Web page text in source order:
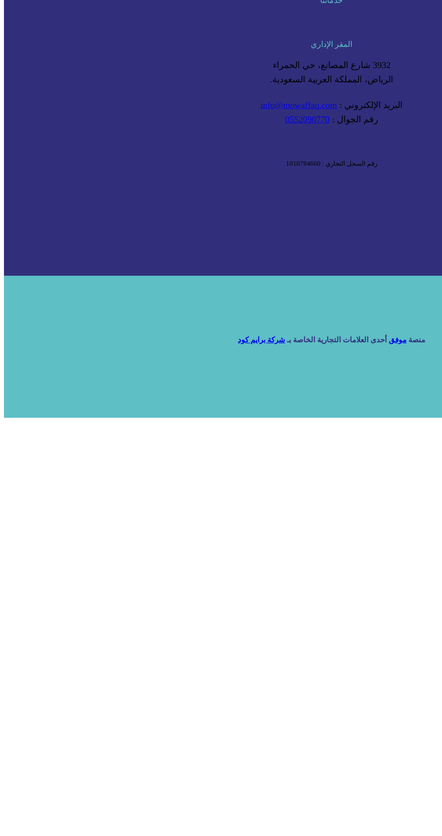
المقر الإداري
3932 شارع المصانع، حي الحمراء
الرياض، المملكة العربية السعودية.
البريد الإلكتروني : info@mowaffaq.com
رقم الجوال :0552090770
رقم السجل التجاري : 1010794660
منصة موفق أحدى العلامات التجارية الخاصة بـ شركة برايم كود